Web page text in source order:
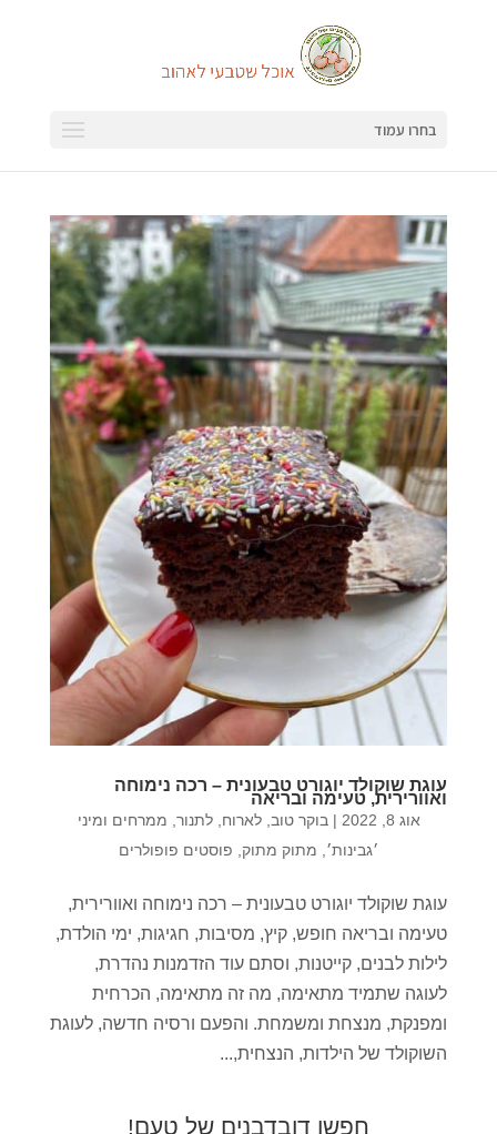
בחרו עמוד
עוגת שוקולד יוגורט טבעונית – רכה נימוחה
ואוורירית, טעימה ובריאה
אוג 8, 2022 | בוקר טוב ,לארוח ,לתנור ממרחים ומיני
׳גבינות׳
מתוק מתוק פוסטים פופולרים
עוגת שוקולד יוגורט טבעונית – רכה נימוחה ואוורירית,
טעימה ובריאה חופש, קיץ, מסיבות, חגיגות, ימי הולדת,
לילות לבנים, קייטנות, וסתם עוד הזדמנות נהדרת,
לעוגה שתמיד מתאימה, מה זה מתאימה, הכרחית
ומפנקת, מנצחת ומשמחת. והפעם ורסיה חדשה, לעוגת
השוקולד של הילדות, הנצחית,...
חפשו דובדבנים של טעם!